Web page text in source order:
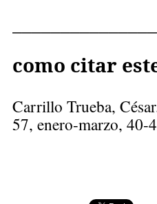
como citar
Carrillo Trueba, César
57, enero-marzo, 40-